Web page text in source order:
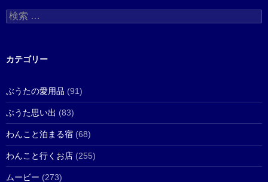
検
索
カテゴリー
ぶうたの愛用品 (91)
ぶうた思い出 (83)
わんこと泊まる宿 (68)
わんこと行くお店 (255)
ムービー (273)